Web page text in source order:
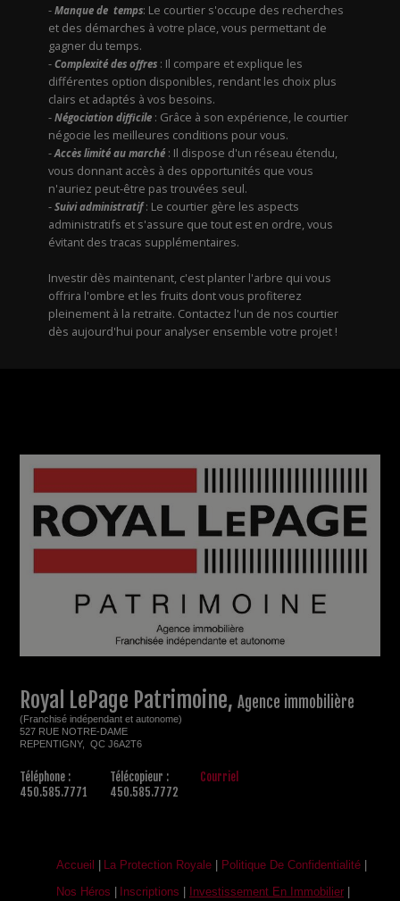
-Manque de temps: Le courtier s'occupe des recherches
et des démarches à votre place, vous permettant de
gagner du temps.
- Complexité des offres: Il compare et explique les
différentes option disponibles, rendant les choix plus
clairs et adaptés à vos besoins.
- Négociation difficile: Grâce à son expérience, le courtier
négocie les meilleures conditions pour vous.
-Accès limité au marché : Il dispose d'un réseau étendu,
vous donnant accès à des opportunités que vous
n'auriez peut-être pas trouvées seul.
- Suivi administratif: Le courtier gère les aspects
administratifs et s'assure que tout est en ordre, vous
évitant des tracas supplémentaires.
Investir dès maintenant, c'est planter l'arbre qui vous
offrira l'ombre et les fruits dont vous profiterez
pleinement à la retraite. Contactez l'un de nos courtier
dès aujourd'hui pour analyser ensemble votre projet !
Royal LePage Patrimoine,Agence immobilière
(Franchisé indépendant et autonome)
527 RUE NOTRE-DAME
REPENTIGNY, QC J6A2T6
Téléphone :
450.585.7771
Télécopieur :
450.585.7772
Courriel
Accueil La Protection Royale Politique De Confidentialité
Nos Héros | Inscriptions | Investissement En Immobilier |